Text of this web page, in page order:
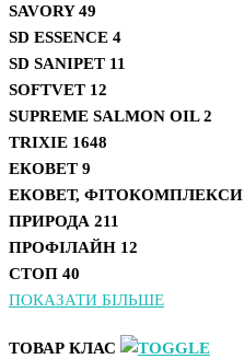
SAVORY49
SD ESSENCE 4
SD SANIPET 11
SOFTVET 12
SUPREME SALMON OIL2
TRIXIE 1648
ЕКОВЕТ 9
ЕКОВЕТ, ФІТОКОМПЛЕКСИ
ПРИРОДА 211
ПРОФІЛАЙН 12
СТОП 40
ПОКАЗАТИ БІЛЬШЕ
ТОВАР КЛАС